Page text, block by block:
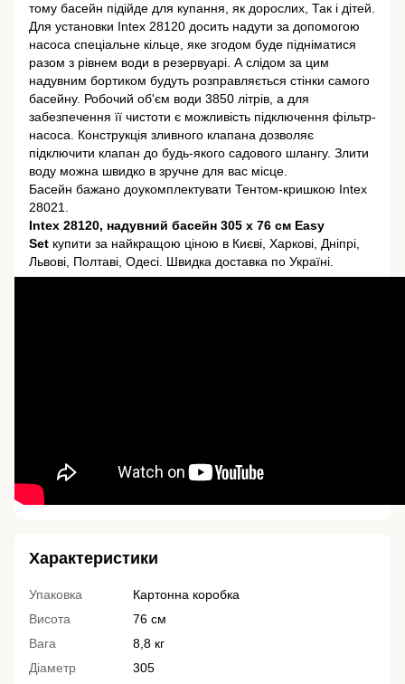
тому басейн підійде для купання, як дорослих, Так і дітей.
Для установки Intex 28120 досить надути за допомогою
насоса спеціальне кільце, яке згодом буде підніматися
разом з рівнем води в резервуарі. А слідом за цим
надувним бортиком будуть розправляється стінки самого
басейну. Робочий об'єм води 3850 літрів, а для
забезпечення її чистоти є можливість підключення фільтр-
насоса. Конструкція зливного клапана дозволяє
підключити клапан до будь-якого садового шлангу. Злити
воду можна швидко в зручне для вас місце.
Басейн бажано доукомплектувати Тентом-кришкою Intex
28021.
Intex 28120, надувний басейн 305 x 76 см Easy
Set купити за найкращою ціною в Києві, Харкові, Дніпрі,
Львові, Полтаві, Одесі. Швидка доставка по Україні.
Характеристики
Упаковка
Картонна коробка
Висота
76 см
Вага
8,8 кг
Діаметр
305